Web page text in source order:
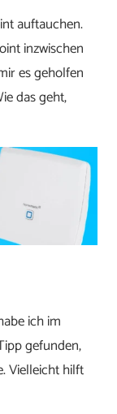
auftauchen.
inzwischen
es geholfen
das geht,
ich im
gefunden,
Vielleicht hilft